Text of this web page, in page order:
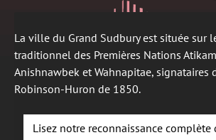
La ville du Grand Sudbury est située sur
traditionnel des Premières Nations
Anishnawbek et Wahnapitae, signataires
Robinson-Huron de 1850.
Lisez notre reconnaissance